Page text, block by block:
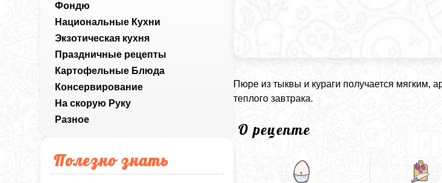
Фондю
Национальные Кухни
Экзотическая кухня
Праздничные рецепты
Картофельные Блюда
Консервирование
На скорую Руку
Разное
Полезно знать
Пюре из тыквы и кураги получается мягким,
теплого завтрака.
О рецепте